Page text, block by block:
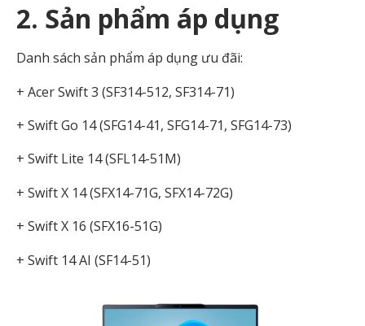
2. Sản phẩm áp dụng
Danh sách sản phẩm áp dụng ưu đãi:
+ Acer Swift 3 (SF314-512, SF314-71)
+ Swift Go 14 (SFG14-41, SFG14-71, SFG14-73)
+ Swift Lite 14 (SFL14-51M)
+ Swift X 14 (SFX14-71G, SFX14-72G)
+ Swift X 16 (SFX16-51G)
+ Swift 14 AI (SF14-51)